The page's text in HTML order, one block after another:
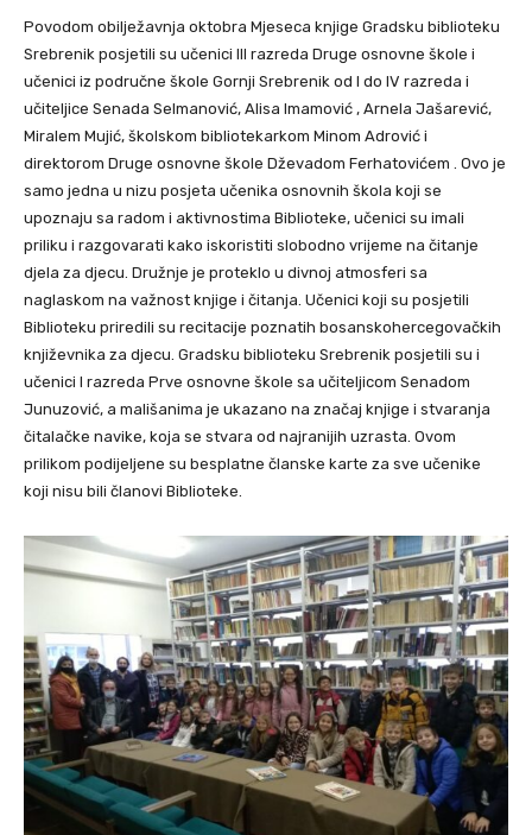
Povodom obilježavnja oktobra Mjeseca knjige Gradsku biblioteku
Srebrenik posjetili su učenici III razreda Druge osnovne škole i
učenici iz područne škole Gornji Srebrenik od I do IV razreda i
učiteljice Senada Selmanović, Alisa Imamović , Arnela Jašarević,
Miralem Mujić, školskom bibliotekarkom Minom Adrović i
direktorom Druge osnovne škole Dževadom Ferhatovićem . Ovo je
samo jedna u nizu posjeta učenika osnovnih škola koji se
upoznaju sa radom i aktivnostima Biblioteke, učenici su imali
priliku i razgovarati kako iskoristiti slobodno vrijeme na čitanje
djela za djecu. Družnje je proteklo u divnoj atmosferi sa
naglaskom na važnost knjige i čitanja. Učenici koji su posjetili
Biblioteku priredili su recitacije poznatih bosanskohercegovačkih
književnika za djecu. Gradsku biblioteku Srebrenik posjetili su i
učenici I razreda Prve osnovne škole sa učiteljicom Senadom
Junuzović, a mališanima je ukazano na značaj knjige i stvaranja
čitalačke navike, koja se stvara od najranijih uzrasta. Ovom
prilikom podijeljene su besplatne članske karte za sve učenike
koji nisu bili članovi Biblioteke.